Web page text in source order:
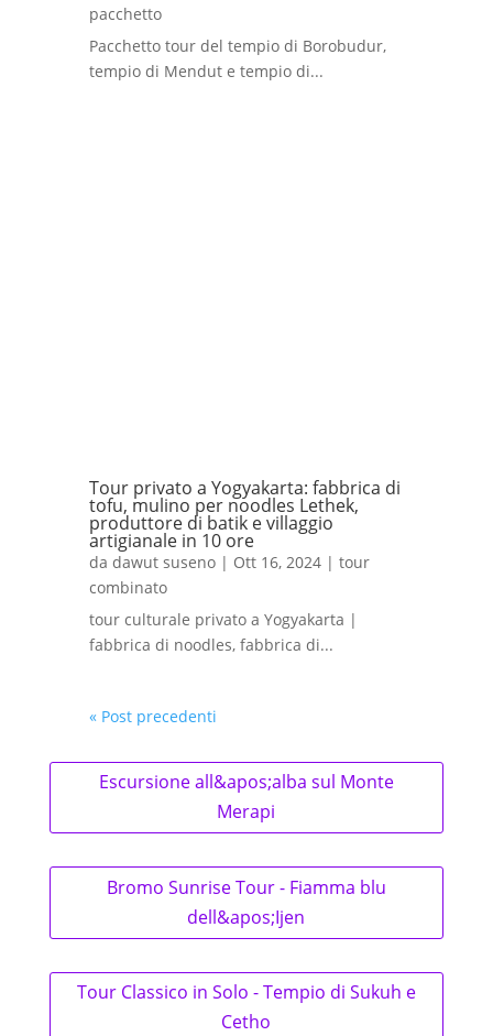
pacchetto
Pacchetto tour del tempio di Borobudur,
tempio di Mendut e tempio di...
Tour privato a Yogyakarta: fabbrica di
tofu, mulino per noodles Lethek,
produttore di batik e villaggio
artigianale in 10 ore
da dawut suseno| Ott 16, 2024| tour
combinato
tour culturale privato a Yogyakarta |
fabbrica di noodles, fabbrica di...
« Post precedenti
Escursione all&apos;alba sul Monte
Merapi
Bromo Sunrise Tour - Fiamma blu
dell&apos;Ijen
Tour Classico in Solo - Tempio di Sukuh e
Cetho